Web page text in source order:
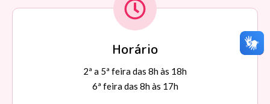
Horário
2ª a 5ª feira das 8h às 18h
6ª feira das 8h às 17h